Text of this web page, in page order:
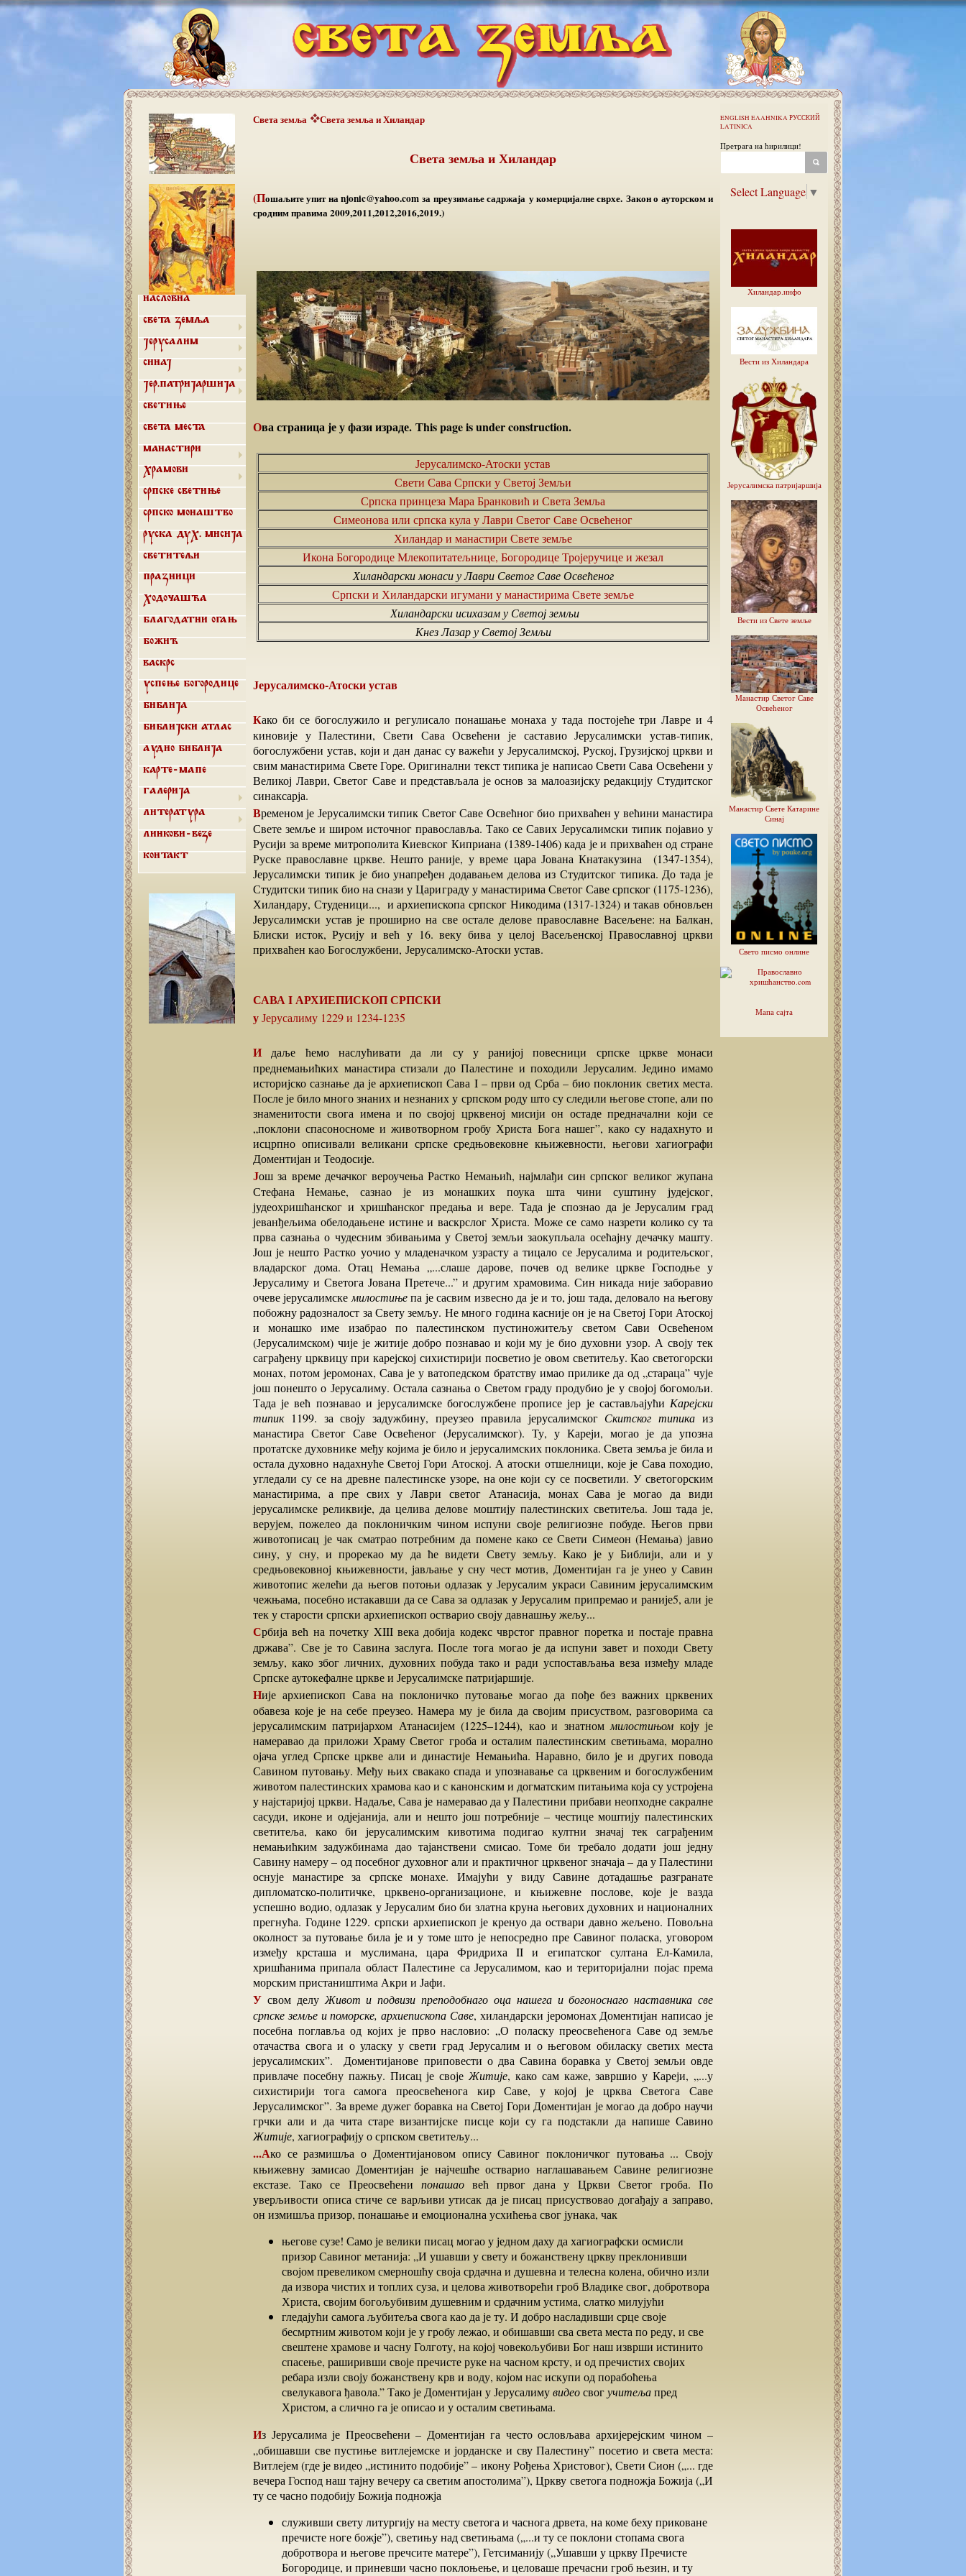
Насловна
Света земља
Јерусалим
Синај
Јер.патријаршија
Светиње
Света места
Манастири
Храмови
Српске светиње
Српско монаштво
Руска дух. мисија
Светитељи
Празници
Ходочашћа
Благодатни огањ
Божић
Васкрс
Успење Богородице
Библија
Библијски атлас
Аудио библија
Карте-мапе
Галерија
Литература
Линкови-везе
Контакт
Света земља Света земља и Хиландар
Света земља и Хиландар
(Пошаљите упит на njonic@yahoo.com за преузимање садржаја у комерцијалне сврхе. Закон о ауторском и
сродним правима 2009,2011,2012,2016,2019.)
Ова страница је у фази израде. Тhis page is under construction.
Јерусалимско-Атоски устав
Свети Сава Српски у Светој Земљи
Српска принцеза Мара Бранковић и Света Земља
Симеонова или српска кула у Лаври Светог Саве Освећеног
Хиландар и манастири Свете земље
Икона Богородице Млекопитатељнице, Богородице Тројеручице и жезал
Хиландарски монаси у Лаври Светог Саве Освећеног
Српски и Хиландарски игумани у манастирима Свете земље
Хиландарски исихазам у Светој земљи
Кнез Лазар у Светој Земљи
Јерусалимско-Атоски устав
Како би се богослужило и регулисало понашање монаха у тада постојеће три Лавре и 4
киновије у Палестини, Свети Сава Освећени је саставио Јерусалимски устав-типик,
богослужбени устав, који и дан данас су важећи у Јерусалимској, Руској, Грузијској цркви и
свим манастирима Свете Горе. Оригинални текст типика је написао Свети Сава Освећени у
Великој Лаври, Светог Саве и представљала је основ за малоазијску редакцију Студитског
синаксарја.
Временом је Јерусалимски типик Светог Саве Освећног био прихваћен у већини манастира
Свете земље и широм источног православља. Тако се Савих Јерусалимски типик појавио у
Русији за време митрополита Киевског Киприана (1389-1406) када је и прихваћен од стране
Руске православне цркве. Нешто раније, у време цара Јована Кнатакузина (1347-1354),
Јерусалимски типик је био унапређен додавањем делова из Студитског типика. До тада је
Студитски типик био на снази у Цариграду у манастирима Светог Саве српског (1175-1236),
Хиландару, Студеници..., и архиепископа српског Никодима (1317-1324) и такав обновљен
Јерусалимски устав је проширио на све остале делове православне Васељене: на Балкан,
Блиски исток, Русију и већ у 16. веку бива у целој Васељенској Православној цркви
прихваћен као Богослужбени, Јерусалимско-Атоски устав.
САВА IАРХИЕПИСКОП СРПСКИ
у Јерусалиму 1229 и 1234-1235
И даље ћемо наслућивати да ли су у ранијој повесници српске цркве монаси
преднемањићких манастира стизали до Палестине и походили Јерусалим. Једино имамо
историјско сазнање да је архиепископ Сава I – први од Срба – био поклоник светих места.
После је било много знаних и незнаних у српском роду што су следили његове стопе, али по
знаменитости свога имена и по својој црквеној мисији он остаде предначални који се
„поклони спасоносноме и животворном гробу Христа Бога нашег”, како су надахнуто и
исцрпно описивали великани српске средњовековне књижевности, његови хагиографи
Доментијан и Теодосије.
Још за време дечачког вероучења Растко Немањић, најмлађи син српског великог жупана
Стефана Немање, сазнао је из монашких поука шта чини суштину јудејског,
јудеохришћанског и хришћанског предања и вере. Тада је спознао да је Јерусалим град
јеванђељима обелодањене истине и васкрслог Христа. Може се само назрети колико су та
прва сазнања о чудесним збивањима у Светој земљи заокупљала осећајну дечачку машту.
Још је нешто Растко уочио у младеначком узрасту а тицало се Јерусалима и родитељског,
владарског дома. Отац Немања „...слаше дарове, почев од велике цркве Господње у
Јерусалиму и Светога Јована Претече...” и другим храмовима. Син никада није заборавио
очеве јерусалимске милостињепа је сасвим извесно да је и то, још тада, деловало на његову
побожну радозналост за Свету земљу. Не много година касније он је на Светој Гори Атоској
и монашко име изабрао по палестинском пустиножитељу светом Сави Освећеном
(Јерусалимском) чије је житије добро познавао и који му је био духовни узор. А своју тек
саграђену црквицу при карејској сихистирији посветио је овом светитељу. Као светогорски
монах, потом јеромонах, Сава је у ватопедском братству имао прилике да од „стараца” чује
још понешто о Јерусалиму. Остала сазнања о Светом граду продубио је у својој богомољи.
Тада је већ познавао и јерусалимске богослужбене прописе јер је састављајући Карејски
типик1199. за своју задужбину, преузео правила јерусалимског Скитског типика из
манастира Светог Саве Освећеног (Јерусалимског). Ту, у Кареји, могао је да упозна
протатске духовнике међу којима је било и јерусалимских поклоника. Света земља је била и
остала духовно надахнуће Светој Гори Атоској. А атоски отшелници, које је Сава походио,
угледали су се на древне палестинске узоре, на оне који су се посветили. У светогорским
манастирима, а пре свих у Лаври светог Атанасија, монах Сава је могао да види
јерусалимске реликвије, да целива делове моштију палестинских светитеља. Још тада је,
верујем, пожелео да поклоничким чином испуни своје религиозне побуде. Његов први
животописац је чак сматрао потребним да помене како се Свети Симеон (Немања) јавио
сину, у сну, и прорекао му да ће видети Свету земљу. Како је у Библији, али и у
средњовековној књижевности, јављање у сну чест мотив, Доментијан га је унео у Савин
животопис желећи да његов потоњи одлазак у Јерусалим украси Савиним јерусалимским
чежњама, посебно истакавши да се Сава за одлазак у Јерусалим припремао и раније5, али је
тек у старости српски архиепископ остварио своју давнашњу жељу...
Србија већ на почетку XIII века добија кодекс чврстог правног поретка и постаје правна
држава”. Све је то Савина заслуга. После тога могао је да испуни завет и походи Свету
земљу, како због личних, духовних побуда тако и ради успостављања веза између младе
Српске аутокефалне цркве и Јерусалимске патријаршије.
Није архиепископ Сава на поклоничко путовање могао да пође без важних црквених
обавеза које је на себе преузео. Намера му је била да својим присуством, разговорима са
јерусалимским патријархом Атанасијем (1225–1244), као и знатном милостињом коју је
намеравао да приложи Храму Светог гроба и осталим палестинским светињама, морално
ојача углед Српске цркве али и династије Немањића. Наравно, било је и других повода
Савином путовању. Међу њих свакако спада и упознавање са црквеним и богослужбеним
животом палестинских храмова као и с канонским и догматским питањима која су устројена
у најстаријој цркви. Надаље, Сава је намеравао да у Палестини прибави неопходне сакралне
сасуди, иконе и одјејанија, али и нешто још потребније – честице моштију палестинских
светитеља, како би јерусалимским кивотима подигaо култни значај тек саграђеним
немањићким задужбинама дао тајанствени смисао. Томе би требало додати још једну
Савину намеру – од посебног духовног али и практичног црквеног значаја – да у Палестини
оснује манастире за српске монахе. Имајући у виду Савине дотадашње разгранате
дипломатско-политичке, црквено-организационе, и књижевне послове, које је вазда
успешно водио, одлазак у Јерусалим био би златна круна његових духовних и националних
прегнућа. Године 1229. српски архиепископ је кренуо да оствари давно жељено. Повољна
околност за путовање била је и у томе што је непосредно пре Савиног поласка, уговором
између крсташа и муслимана, цара Фридриха II и египатског султана Ел-Камила,
хришћанима припала област Палестине са Јерусалимом, као и територијални појас према
морским пристаништима Акри и Јафи.
У свом делу Живот и подвизи преподобнаго оца нашега и богоноснаго наставника све
српске земље и поморске, архиепископа Саве, хиландарски јеромонах Доментијан написао је
посебна поглавља од којих је прво насловио: „О поласку преосвећенога Саве од земље
отачаства свога и о уласку у свети град Јерусалим и о његовом обиласку светих места
јерусалимских”. Доментијанове приповести о два Савина боравка у Светој земљи овде
привлаче посебну пажњу. Писац је своје Житије, како сам каже, завршио у Кареји, „...у
сихистирији тога самога преосвећенога кир Саве, у којој је црква Светога Саве
Јерусалимског”. За време дужег боравка на Светој Гори Доментијан је могао да добро научи
грчки али и да чита старе византијске писце који су га подстакли да напише Савино
Житије, хагиографију о српском светитељу...
...Ако се размишља о Доментијановом опису Савиног поклоничког путовања ... Своју
књижевну замисао Доментијан је најчешће остварио наглашавањем Савине религиозне
екстазе. Тако се Преосвећени понашао већ првог дана у Цркви Светог гроба. По
уверљивости описа стиче се варљиви утисак да је писац присуствовао догађају а заправо,
он измишља призор, понашање и емоционална усхићења свог јунака, чак
његове сузе! Само је велики писац могао у једном даху да хагиографски осмисли
призор Савиног метанија: „И ушавши у свету и божанствену цркву преклонивши
својом превеликом смерношћу своја срдачна и душевна и телесна колена, обично изли
да извора чистих и топлих суза, и целова животворећи гроб Владике свог, добротвора
Христа, својим богољубивим душевним и срдачним устима, слатко милујући
гледајући самога љубитеља свога као да је ту. И добро насладивши срце своје
бесмртним животом који је у гробу лежао, и обишавши сва света места по реду, и све
свештене храмове и часну Голготу, на којој човекољубиви Бог наш изврши истинито
спасење, раширивши своје пречисте руке на часном крсту, и од пречистих својих
ребара изли своју божанствену крв и воду, којом нас искупи од порабоћења
свелукавога ђавола.” Тако је Доментијан у Јерусалимувидеосвогучитељапред
Христом, а слично га је описао и у осталим светињама.
Из Јерусалима је Преосвећени – Доментијан га често ословљава архијерејским чином –
„обишавши све пустиње витлејемске и јорданске и сву Палестину” посетио и света места:
Витлејем (где је видео „истинито подобије” – икону Рођења Христовог), Свети Сион („... где
вечера Господ наш тајну вечеру са светим апостолима”), Цркву светога подножја Божија („И
ту се часно подобију Божија подножја
служивши свету литургију на месту светога и часнога дрвета, на коме беху приковане
пречисте ноге божје”), светињу над светињама („...и ту се поклони стопама свога
добротвора и његове пречсите матере”), Гетсиманију („Ушавши у цркву Пречисте
Богородице, и приневши часно поклоњење, и целоваше пречасни гроб њезин, и ту
ENGLISH ΕΛΛΗΝΙΚΑ РУССКИЙ
LATINICA
Претрага на ћирилици!
Select Language ▼
Хиландар.инфо
Вести из Хиландара
Јерусалимска патријаршија
Вести из Свете земље
Манастир Светог Саве
Освећеног
Манастир Свете Катарине
Синај
Свето писмо онлине
Мапа сајта